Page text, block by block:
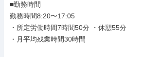
■勤務時間
勤務時間8:20〜17:05
・所定労働時間7時間50分 ・休憩55分
・月平均残業時間30時間